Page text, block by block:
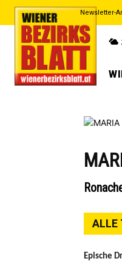
Newsletter-
ALLE
Epische